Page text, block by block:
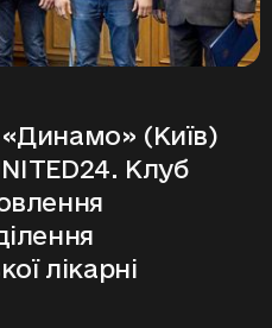
(Київ)
Клуб
лікарні